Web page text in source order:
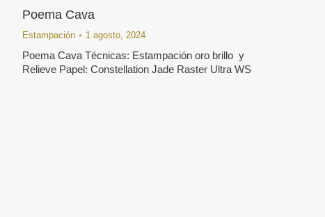
Poema Cava
Estampación 1 agosto, 2024
Poema Cava Técnicas: Estampación oro brillo y
Relieve Papel: Constellation Jade Raster Ultra WS